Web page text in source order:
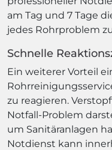
am Tag und 7 Tage
jedes Rohrproblem
Schnelle
Ein weiterer Vorteil
zu reagieren.
Notfall-Problem
um Sanitäranlagen
Notdienst kann